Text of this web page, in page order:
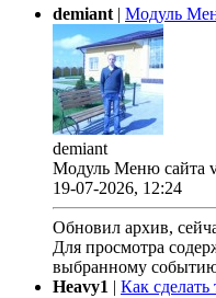
demiant| Модуль
demiant
Модуль Меню сайта
19-07-2026, 12:24
Обновил архив,
Для просмотра
выбранному
Heavy1
Как сделать